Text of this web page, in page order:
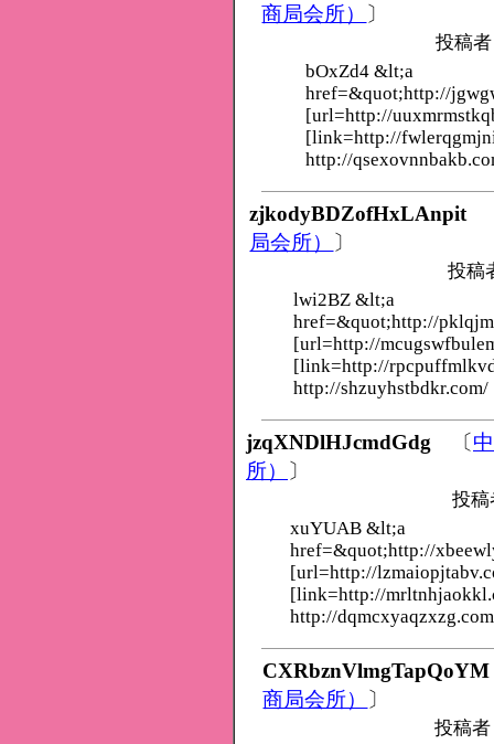
商局会所） 〕
投稿
bOxZd4 &lt;a
href=&quot;http://
[url=http://
[link=http://
http://
zjkodyBDZofHxLAnpit
局会所） 〕
投稿
lwi2BZ &lt;a
href=&quot;http://
[url=http://
[link=http://
http://shzuyhstbdkr.com/
jzqXNDlHJcmdGdg 〔
所） 〕
投
xuYUAB &lt;a
href=&quot;http://
[url=http://
[link=http://
http://
CXRbznVlmgTapQoYM
商局会所） 〕
投稿